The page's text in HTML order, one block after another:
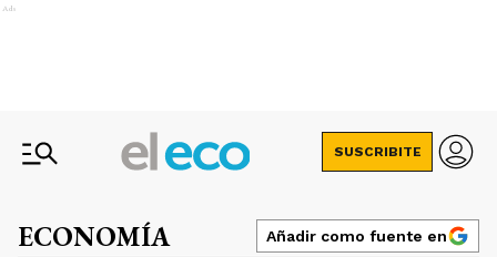
Ads
SUSCRIBITE
ECONOMÍA Añadir como fuente en